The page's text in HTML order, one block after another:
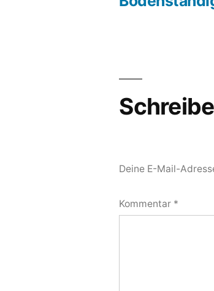
Deine E-Mail-
Kommentar *